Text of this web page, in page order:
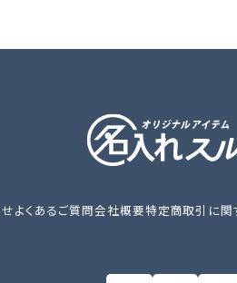
よくあるご質問会社概要特定商取引に関